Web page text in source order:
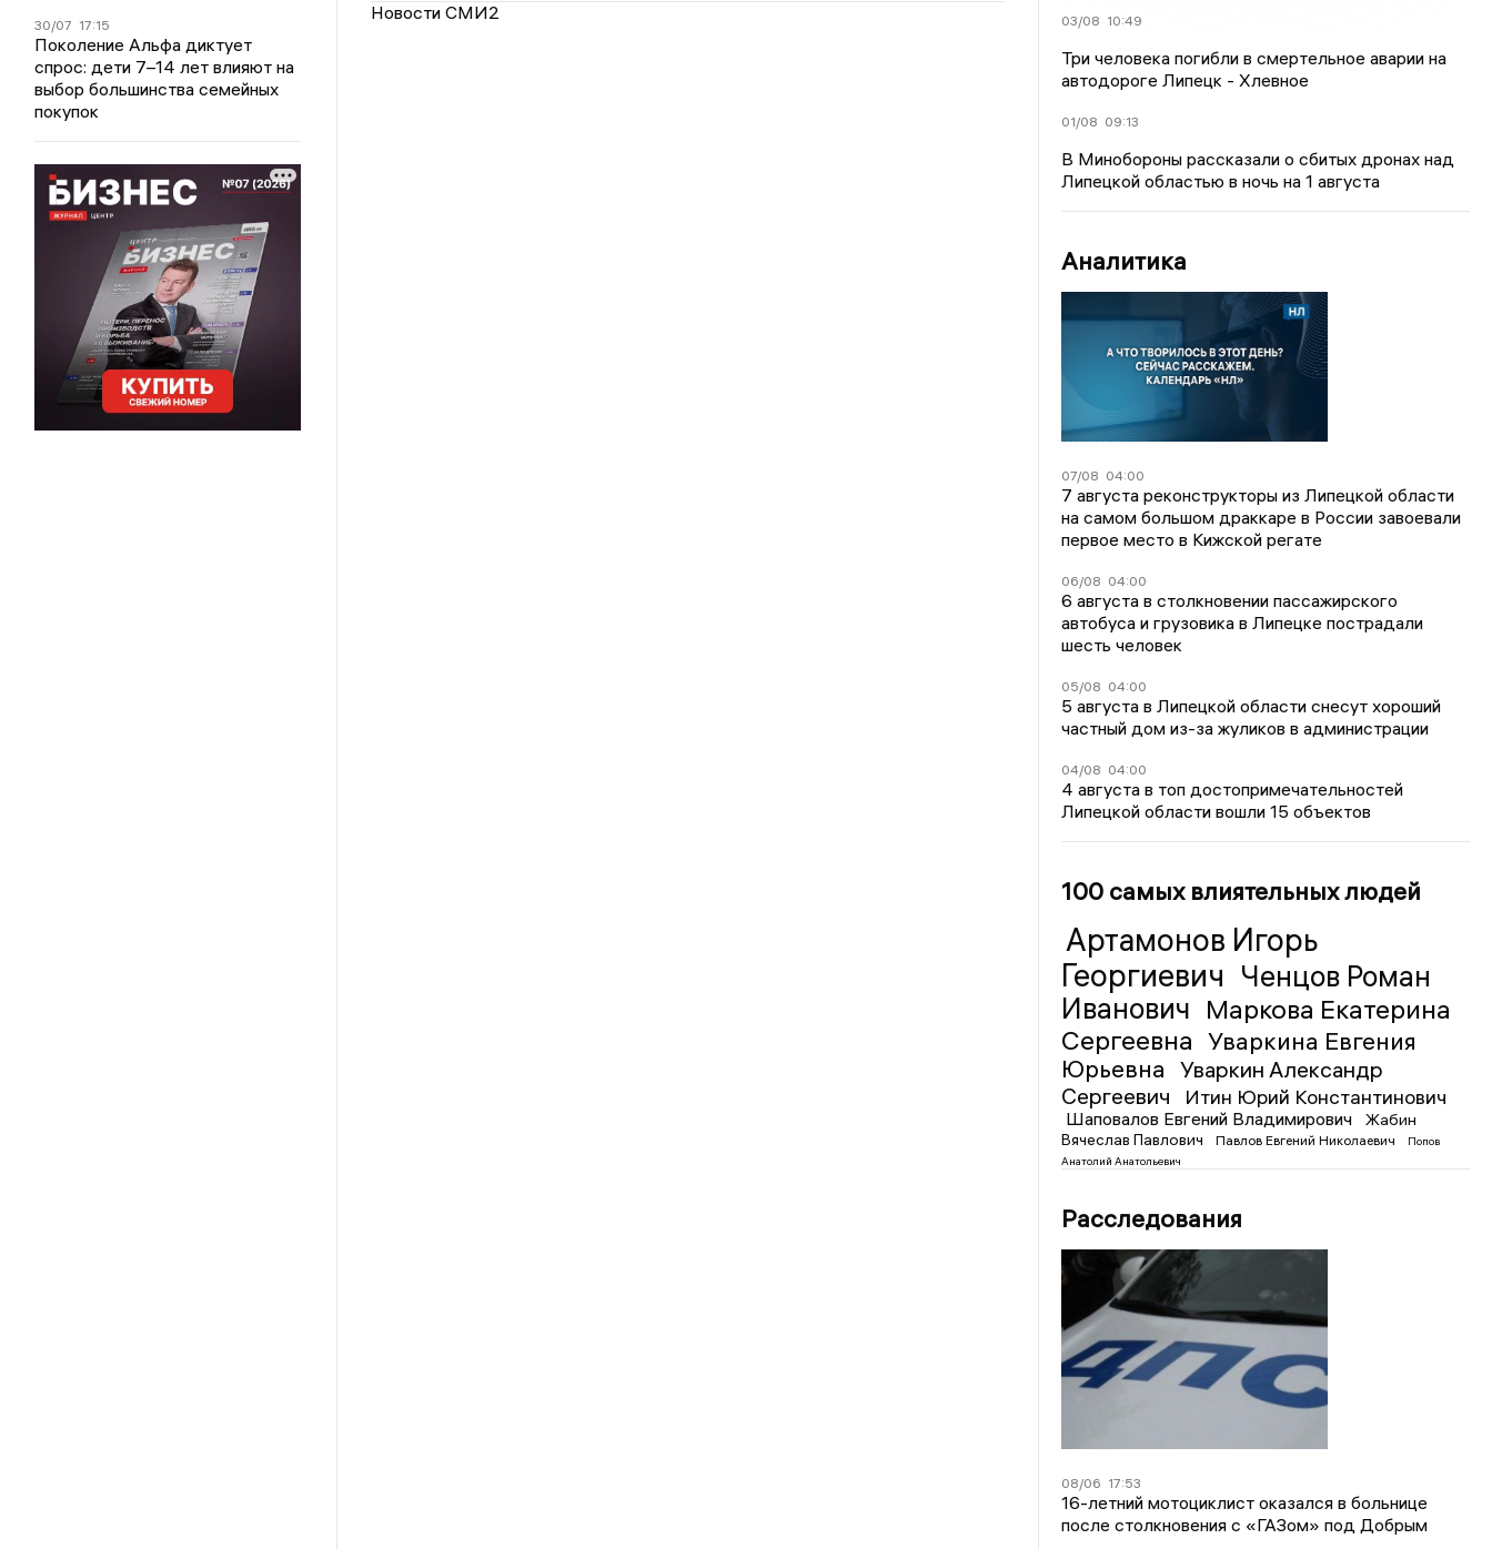
30/07 17:15
Поколение Альфа диктует
спрос: дети 7–14 лет влияют на
выбор большинства семейных
покупок
Новости СМИ2 03/08 10:49
Три человека погибли в смертельное аварии на
автодороге Липецк - Хлевное
01/08 09:13
В Минобороны рассказали о сбитых дронах над
Липецкой областью в ночь на 1 августа
Аналитика
07/08 04:00
7 августа реконструкторы из Липецкой области
на самом большом драккаре в России завоевали
первое место в Кижской регате
06/08 04:00
6 августа в столкновении пассажирского
автобуса и грузовика в Липецке пострадали
шесть человек
05/08 04:00
5 августа в Липецкой области снесут хороший
частный дом из-за жуликов в администрации
04/08 04:00
4 августа в топ достопримечательностей
Липецкой области вошли 15 объектов
100 самых влиятельных людей
Артамонов Игорь
Георгиевич Ченцов Роман
Иванович Маркова Екатерина
Сергеевна Уваркина Евгения
Юрьевна
Уваркин Александр
Сергеевич
Итин Юрий Константинович
Шаповалов Евгений Владимирович
Жабин
Вячеслав Павлович
Павлов Евгений Николаевич
Попов
Анатолий Анатольевич
Расследования
08/06 17:53
16-летний мотоциклист оказался в больнице
после столкновения с «ГАЗом» под Добрым